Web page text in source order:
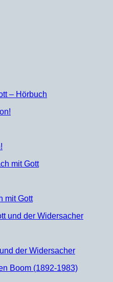
– Hörbuch
mit Gott
der Widersacher